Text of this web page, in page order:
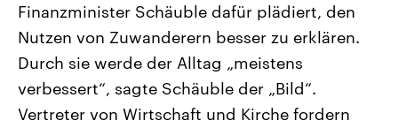
Landtagswahl Sachsen-Anhalt
2026
Alle Informationen
Sachsen-Anhalt wählt am 6.
September 2026 einen neuen
Landtag. Seit 2021 wird das
Bundesland von einer Koalition aus
Aktuelle Beiträge,
Hintergründe
Wirtschaftlich und
gehören die Vereinigten
den mächtigsten Ländern
mit großem Einfluss auf
Finanzminister Schäuble dafür plädiert, den
Nutzen von Zuwanderern besser zu erklären.
Durch sie werde der Alltag „meistens
verbessert“, sagte Schäuble der „Bild“.
Vertreter von Wirtschaft und Kirche fordern